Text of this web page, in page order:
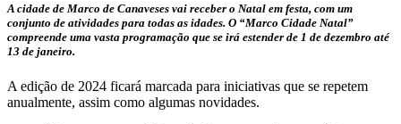
A cidade de Marco de Canaveses vai receber o Natal em festa, com um
conjunto de atividades para todas as idades. O “Marco Cidade Natal”
compreende uma vasta programação que se irá estender de 1 de dezembro até
13 de janeiro.
A edição de 2024 ficará marcada para iniciativas que se repetem
anualmente, assim como algumas novidades.